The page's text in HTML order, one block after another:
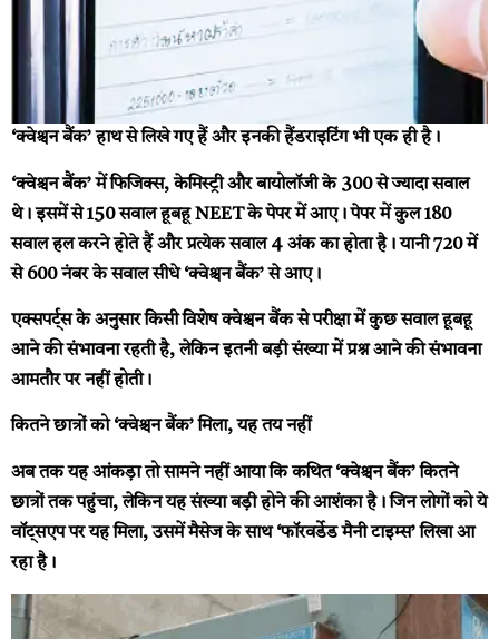
‘क्वेश्चन बैंक’ हाथ से लिखे गए हैं और इनकी हैंडराइटिंग भी एक ही है।
‘क्वेश्चन बैंक’ में फिजिक्स, केमिस्ट्री और बायोलॉजी के 300 से ज्यादा सवाल
थे। इसमें से 150 सवाल हूबहू NEET के पेपर में आए। पेपर में कुल 180
सवाल हल करने होते हैं और प्रत्येक सवाल 4 अंक का होता है। यानी 720 में
से 600 नंबर के सवाल सीधे ‘क्वेश्चन बैंक’ से आए।
एक्सपर्ट्स के अनुसार किसी विशेष क्वेश्चन बैंक से परीक्षा में कुछ सवाल हूबहू
आने की संभावना रहती है, लेकिन इतनी बड़ी संख्या में प्रश्न आने की संभावना
आमतौर पर नहीं होती।
कितने छात्रों को ‘क्वेश्चन बैंक’ मिला, यह तय नहीं
अब तक यह आंकड़ा तो सामने नहीं आया कि कथित ‘क्वेश्चन बैंक’ कितने
छात्रों तक पहुंचा, लेकिन यह संख्या बड़ी होने की आशंका है। जिन लोगों को ये
वॉट्सएप पर यह मिला, उसमें मैसेज के साथ ‘फॉरवर्डेड मैनी टाइम्स’ लिखा आ
रहा है।